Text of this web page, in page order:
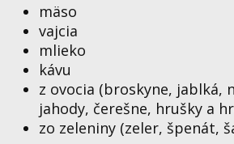
mäso
vajcia
mlieko
kávu
z ovocia (broskyne, jablká,
jahody, čerešne, hrušky a
zo zeleniny (zeler, špenát,